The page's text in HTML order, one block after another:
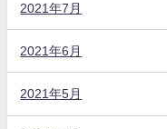
2021年7月
2021年6月
2021年5月